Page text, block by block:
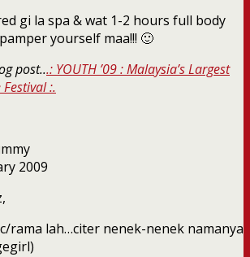
gi la spa & wat 1-2 hours full body
yourself maa!!! 🙂
post...: YOUTH ’09 : Malaysia’s Largest
:.
2009
rama lah…citer nenek-nenek namanya